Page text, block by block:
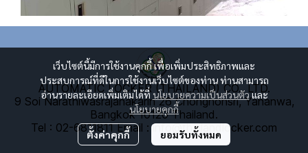
เว็บไซต์นี้มีการใช้งานคุกกี้ เพื่อเพิ่มประสิทธิภาพและ
ประสบการณ์ที่ดีในการใช้งานเว็บไซต์ของท่าน ท่านสามารถ
อ่านรายละเอียดเพิ่มเติมได้ที่นโยบายความเป็นส่วนตัวและ
นโยบายคุกกี้
ตั้งค่าคุกกี้ ยอมรับทั้งหมด
AUTOMATIC LOCKER (THAILAND) CO., LTD.
9 Soi Narathiwasrajanakarin 26 Chongnonsri, Yananwa,
Bangkok 10120 Thailand.
Tel : 02-6811811Email : info@thailandlocker.com